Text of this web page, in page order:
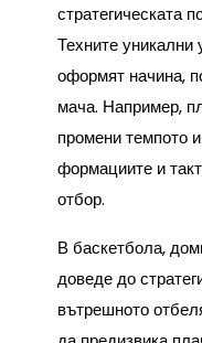
стратегическата
Техните уникални
оформят начина,
мача. Например,
промени темпото
формациите и
отбор.
В баскетбола,
доведе до
вътрешното